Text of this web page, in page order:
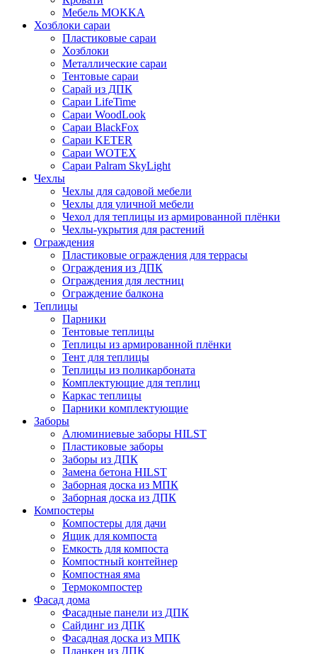
Мебель MOKKA
Хозблоки сараи
Пластиковые сараи
Хозблоки
Металлические сараи
Тентовые сараи
Сарай из ДПК
Cараи LifeTime
Cараи WoodLook
Сараи BlackFox
Сараи KETER
Сараи WOTEX
Сараи Palram SkyLight
Чехлы
Чехлы для садовой мебели
Чехлы для уличной мебели
Чехол для теплицы из армированной плёнки
Чехлы-укрытия для растений
Ограждения
Пластиковые ограждения для террасы
Ограждения из ДПК
Ограждения для лестниц
Ограждение балкона
Теплицы
Парники
Тентовые теплицы
Теплицы из армированной плёнки
Тент для теплицы
Теплицы из поликарбоната
Комплектующие для теплиц
Каркас теплицы
Парники комплектующие
Заборы
Алюминиевые заборы HILST
Пластиковые заборы
Заборы из ДПК
Замена бетона HILST
Заборная доска из МПК
Заборная доска из ДПК
Компостеры
Компостеры для дачи
Ящик для компоста
Емкость для компоста
Компостный контейнер
Компостная яма
Термокомпостер
Фасад дома
Фасадные панели из ДПК
Сайдинг из ДПК
Фасадная доска из МПК
Планкен из ДПК